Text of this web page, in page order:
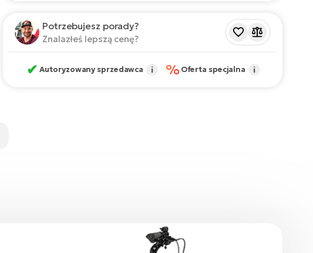
Potrzebujesz porady?
Znalazłeś lepszą cenę?
✔ Autoryzowany sprzedawca i %Oferta specjalna i